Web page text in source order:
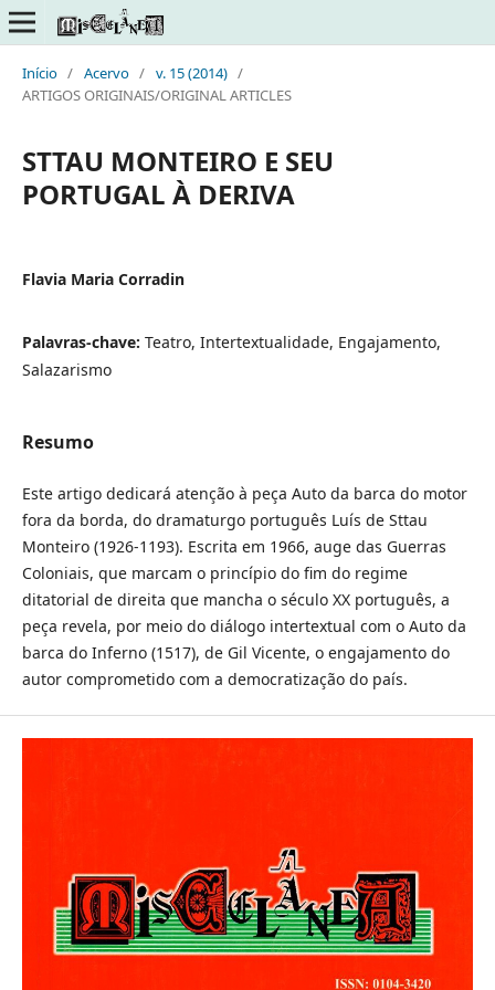
Início / Acervo / v. 15 (2014) /
ARTIGOS ORIGINAIS/ORIGINAL ARTICLES
STTAU MONTEIRO E SEU
PORTUGAL À DERIVA
Flavia Maria Corradin
Palavras-chave: Teatro, Intertextualidade, Engajamento,
Salazarismo
Resumo
Este artigo dedicará atenção à peça Auto da barca do motor
fora da borda, do dramaturgo português Luís de Sttau
Monteiro (1926-1193). Escrita em 1966, auge das Guerras
Coloniais, que marcam o princípio do fim do regime
ditatorial de direita que mancha o século XX português, a
peça revela, por meio do diálogo intertextual com o Auto da
barca do Inferno (1517), de Gil Vicente, o engajamento do
autor comprometido com a democratização do país.